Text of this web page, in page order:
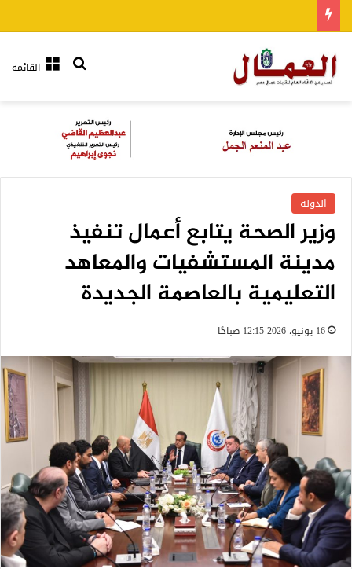
القائمةبحث عن
الدولة
وزير الصحة يتابع أعمال تنفيذ
مدينة المستشفيات والمعاهد
التعليمية بالعاصمة الجديدة
16 يونيو، 2026 12:15 صباحًا